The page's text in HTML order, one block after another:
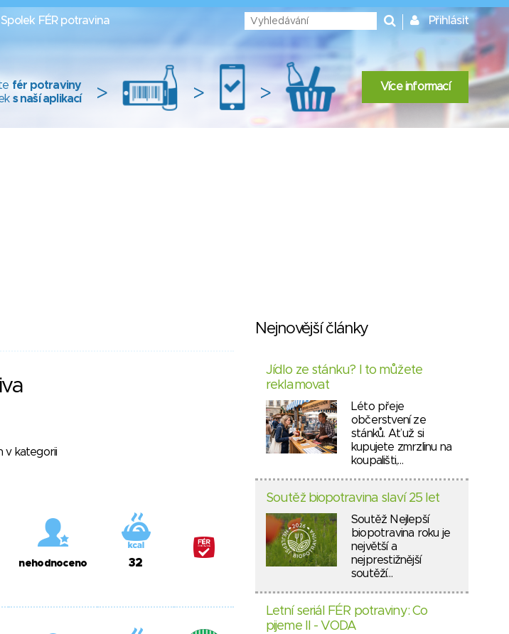
Spolek FÉR potravina Přihlásit
fér potraviny
s naší aplikací > > > Více informací
v kategorii
nehodnoceno 32
Nejnovější články
Jídlo ze stánku? I to můžete
reklamovat
Léto přeje
občerstvení ze
stánků. Ať už si
kupujete zmrzlinu na
koupališti,…
Soutěž biopotravina slaví 25 let
Soutěž Nejlepší
biopotravina roku je
největší a
nejprestižnější
soutěží…
Letní seriál FÉR potraviny: Co
pijeme II - VODA